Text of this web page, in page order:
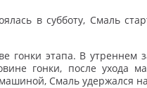
в субботу, Смаль
гонки этапа. В утреннем
гонки, после ухода
Смаль удержался